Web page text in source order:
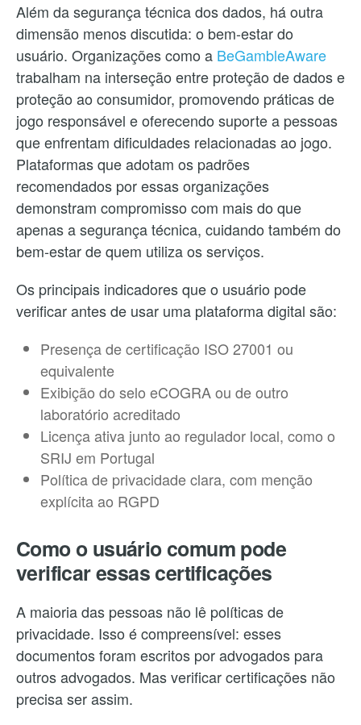
Além da segurança técnica dos dados, há outra
dimensão menos discutida: o bem-estar do
usuário. Organizações como a BeGambleAware
trabalham na interseção entre proteção de dados e
proteção ao consumidor, promovendo práticas de
jogo responsável e oferecendo suporte a pessoas
que enfrentam dificuldades relacionadas ao jogo.
Plataformas que adotam os padrões
recomendados por essas organizações
demonstram compromisso com mais do que
apenas a segurança técnica, cuidando também do
bem-estar de quem utiliza os serviços.
Os principais indicadores que o usuário pode
verificar antes de usar uma plataforma digital são:
Presença de certificação ISO 27001 ou
equivalente
Exibição do selo eCOGRA ou de outro
laboratório acreditado
Licença ativa junto ao regulador local, como o
SRIJ em Portugal
Política de privacidade clara, com menção
explícita ao RGPD
Como o usuário comum pode
verificar essas certificações
A maioria das pessoas não lê políticas de
privacidade. Isso é compreensível: esses
documentos foram escritos por advogados para
outros advogados. Mas verificar certificações não
precisa ser assim.